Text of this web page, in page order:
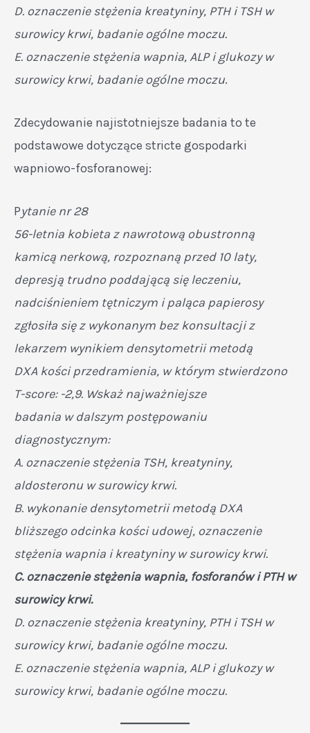
D. oznaczenie stężenia kreatyniny, PTH i TSH w
surowicy krwi, badanie ogólne moczu.
E. oznaczenie stężenia wapnia, ALP i glukozy w
surowicy krwi, badanie ogólne moczu.
Zdecydowanie najistotniejsze badania to te
podstawowe dotyczące stricte gospodarki
wapniowo-fosforanowej:
Pytanie nr 28
56-letnia kobieta z nawrotową obustronną
kamicą nerkową, rozpoznaną przed 10 laty,
depresją trudno poddającą się leczeniu,
nadciśnieniem tętniczym i paląca papierosy
zgłosiła się z wykonanym bez konsultacji z
lekarzem wynikiem densytometrii metodą
DXA kości przedramienia, w którym stwierdzono
T-score: -2,9. Wskaż najważniejsze
badania w dalszym postępowaniu
diagnostycznym:
A. oznaczenie stężenia TSH, kreatyniny,
aldosteronu w surowicy krwi.
B. wykonanie densytometrii metodą DXA
bliższego odcinka kości udowej, oznaczenie
stężenia wapnia i kreatyniny w surowicy krwi.
C. oznaczenie stężenia wapnia, fosforanów i PTH w
surowicy krwi.
D. oznaczenie stężenia kreatyniny, PTH i TSH w
surowicy krwi, badanie ogólne moczu.
E. oznaczenie stężenia wapnia, ALP i glukozy w
surowicy krwi, badanie ogólne moczu.